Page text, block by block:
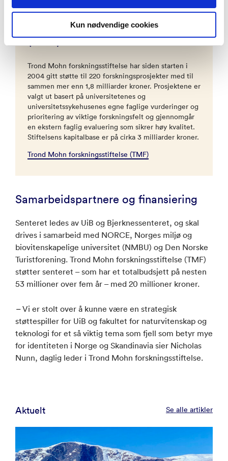
Kun nødvendige cookies
Trond Mohn forskningsstiftelse
(TMF)
Trond Mohn forskningsstiftelse har siden starten i
2004 gitt støtte til 220 forskningsprosjekter med til
sammen mer enn 1,8 milliarder kroner. Prosjektene er
valgt ut basert på universitetenes og
universitetssykehusenes egne faglige vurderinger og
prioritering av viktige forskningsfelt og gjennomgår
en ekstern faglig evaluering som sikrer høy kvalitet.
Stiftelsens kapitalbase er på cirka 3 milliarder kroner.
Trond Mohn forskningsstiftelse (TMF)
Samarbeidspartnere og finansiering
Senteret ledes av UiB og Bjerknessenteret, og skal
drives i samarbeid med NORCE, Norges miljø og
biovitenskapelige universitet (NMBU) og Den Norske
Turistforening. Trond Mohn forskningsstiftelse (TMF)
støtter senteret – som har et totalbudsjett på nesten
53 millioner over fem år – med 20 millioner kroner.
–Vi er stolt over å kunne være en strategisk
støttespiller for UiB og fakultet for naturvitenskap og
teknologi for et så viktig tema som fjell som betyr mye
for identiteten i Norge og Skandinavia sier Nicholas
Nunn, daglig leder i Trond Mohn forskningsstiftelse.
Aktuelt Se alle artikler